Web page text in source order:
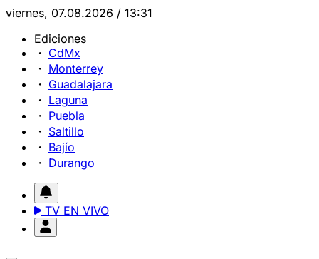
viernes, 07.08.2026 / 13:31
Ediciones
CdMx
Monterrey
Guadalajara
Laguna
Puebla
Saltillo
Bajío
Durango
TV EN VIVO